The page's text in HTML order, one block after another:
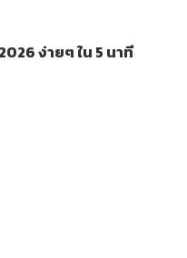
ง่ายๆ ใน 5 นาที